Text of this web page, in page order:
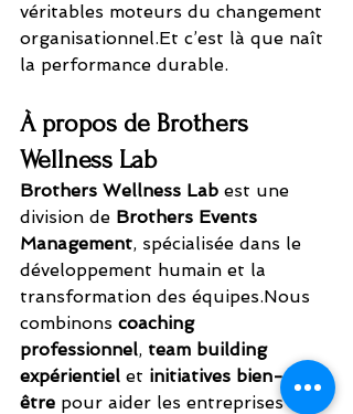
véritables moteurs du changement
organisationnel.Et c’est là que naît
la performance durable.
À propos de Brothers
Wellness Lab
Brothers Wellness Lab est une
division de Brothers Events
Management, spécialisée dans le
développement humain et la
transformation des équipes.Nous
combinons coaching
professionnel, team building
expérientiel et initiatives bien-
être pour aider les entreprises à